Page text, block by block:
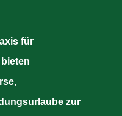
für
zur